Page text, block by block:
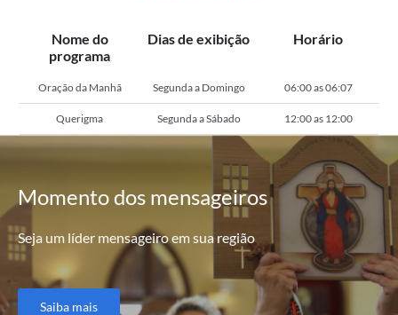
Nome do
programa
Dias de exibição Horário
Oração da Manhã Segunda a Domingo 06:00 as 06:07
Querigma Segunda a Sábado 12:00 as 12:00
Momentodos mensageiros
Seja um líder mensageiro em sua região
Saiba mais